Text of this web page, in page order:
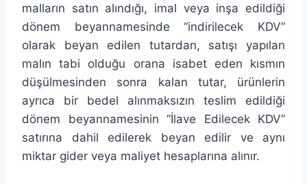
malların satın alındığı, imal veya inşa edildiği
dönem beyannamesinde “indirilecek KDV”
olarak beyan edilen tutardan, satışı yapılan
malın tabi olduğu orana isabet eden kısmın
düşülmesinden sonra kalan tutar, ürünlerin
ayrıca bir bedel alınmaksızın teslim edildiği
dönem beyannamesinin “İlave Edilecek KDV”
satırına dahil edilerek beyan edilir ve aynı
miktar gider veya maliyet hesaplarına alınır.